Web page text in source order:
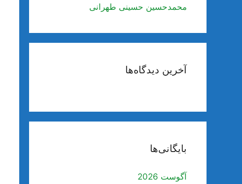
محمدحسین حسینی طهرانی
آخرین دیدگاه‌ها
بایگانی‌ها
آگوست 2026